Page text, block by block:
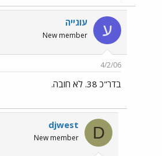
ע עוגייה
New member
4/2/06
בדר"כ 38. לא חובה.
D
djwest
New member